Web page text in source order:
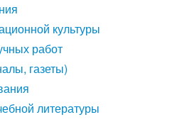
культуры
работ
газеты)
литературы